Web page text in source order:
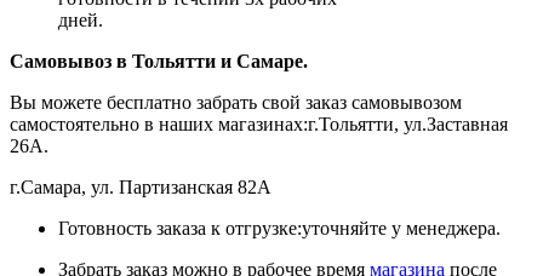
дней.
Самовывоз в Тольятти и Самаре.
Вы можете бесплатно забрать свой заказ самовывозом
самостоятельно в наших магазинах:г.Тольятти, ул.Заставная
26А.
г.Самара, ул. Партизанская 82А
Готовность заказа к отгрузке:уточняйте у менеджера.
Забрать заказ можно в рабочее время магазина после